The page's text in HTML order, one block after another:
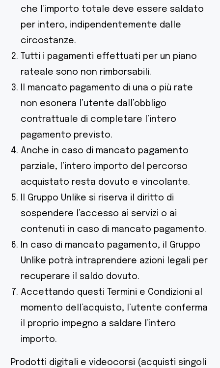
che l’importo totale deve essere saldato
per intero, indipendentemente dalle
circostanze.
Tutti i pagamenti effettuati per un piano
rateale sono non rimborsabili.
Il mancato pagamento di una o più rate
non esonera l’utente dall’obbligo
contrattuale di completare l’intero
pagamento previsto.
Anche in caso di mancato pagamento
parziale, l’intero importo del percorso
acquistato resta dovuto e vincolante.
Il Gruppo Unlike si riserva il diritto di
sospendere l’accesso ai servizi o ai
contenuti in caso di mancato pagamento.
In caso di mancato pagamento, il Gruppo
Unlike potrà intraprendere azioni legali per
recuperare il saldo dovuto.
Accettando questi Termini e Condizioni al
momento dell’acquisto, l’utente conferma
il proprio impegno a saldare l’intero
importo.
Prodotti digitali e videocorsi (acquisti singoli